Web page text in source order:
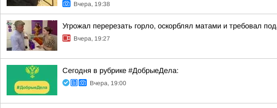
Вчера, 19:38
Угрожал перерезать горло, оскорблял матами и требовал
Вчера, 19:27
Сегодня в рубрике #ДобрыеДела:
Вчера, 19:00